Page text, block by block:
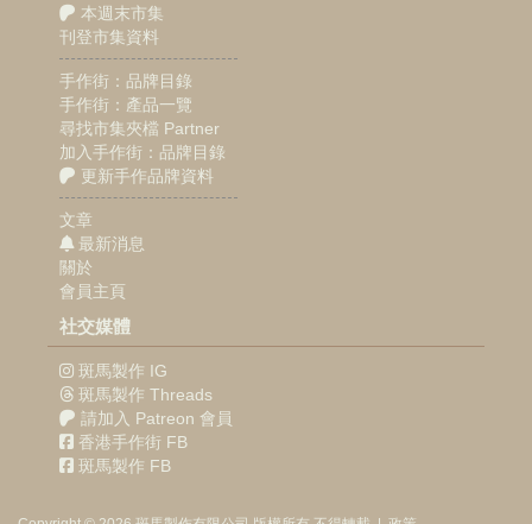
本週末市集
刊登市集資料
手作街：品牌目錄
手作街：產品一覽
尋找市集夾檔 Partner
加入手作街：品牌目錄
更新手作品牌資料
文章
最新消息
關於
會員主頁
社交媒體
斑馬製作 IG
斑馬製作 Threads
請加入 Patreon 會員
香港手作街 FB
斑馬製作 FB